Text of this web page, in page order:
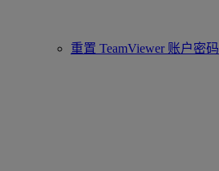
重置 TeamViewer 账户密码